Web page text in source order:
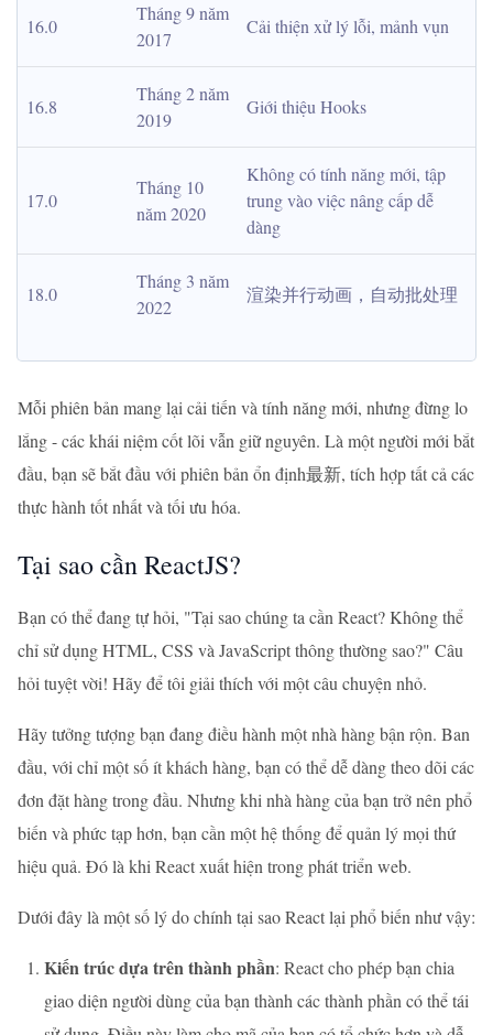
16.0
Tháng 9 năm
2017
Cải thiện xử lý lỗi, mảnh vụn
16.8
Tháng 2 năm
2019
Giới thiệu Hooks
17.0
Tháng 10
năm 2020
Không có tính năng mới, tập
trung vào việc nâng cấp dễ
dàng
18.0
Tháng 3 năm
2022
渲染并行动画，自动批处理
Mỗi phiên bản mang lại cải tiến và tính năng mới, nhưng đừng lo
lắng - các khái niệm cốt lõi vẫn giữ nguyên. Là một người mới bắt
đầu, bạn sẽ bắt đầu với phiên bản ổn định最新, tích hợp tất cả các
thực hành tốt nhất và tối ưu hóa.
Tại sao cần ReactJS?
Bạn có thể đang tự hỏi, "Tại sao chúng ta cần React? Không thể
chỉ sử dụng HTML, CSS và JavaScript thông thường sao?" Câu
hỏi tuyệt vời! Hãy để tôi giải thích với một câu chuyện nhỏ.
Hãy tưởng tượng bạn đang điều hành một nhà hàng bận rộn. Ban
đầu, với chỉ một số ít khách hàng, bạn có thể dễ dàng theo dõi các
đơn đặt hàng trong đầu. Nhưng khi nhà hàng của bạn trở nên phổ
biến và phức tạp hơn, bạn cần một hệ thống để quản lý mọi thứ
hiệu quả. Đó là khi React xuất hiện trong phát triển web.
Dưới đây là một số lý do chính tại sao React lại phổ biến như vậy:
Kiến trúc dựa trên thành phần: React cho phép bạn chia
giao diện người dùng của bạn thành các thành phần có thể tái